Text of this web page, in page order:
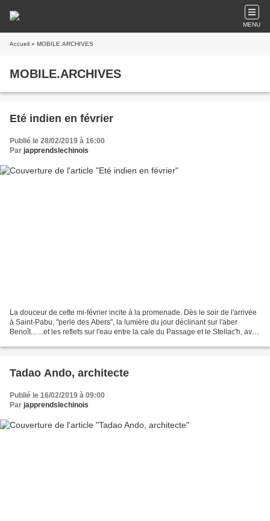
MENU
Accueil » MOBILE.ARCHIVES
MOBILE.ARCHIVES
Eté indien en février
Publié le 28/02/2019 à 16:00
Par japprendslechinois
La douceur de cette mi-février incite à la promenade. Dès le soir de l'arrivée
à Saint-Pabu, "perle des Abers", la lumière du jour déclinant sur l'aber
Benoît... ...et les reflets sur l'eau entre la cale du Passage et le Stellac'h, avec
Tadao Ando, architecte
Publié le 16/02/2019 à 09:00
Par japprendslechinois